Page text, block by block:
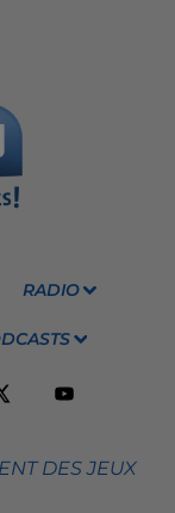
RADIO
DES JEUX